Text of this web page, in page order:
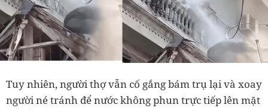
Tuy nhiên, người thợ vẫn cố gắng bám trụ lại và xoay
người né tránh để nước không phun trực tiếp lên mặt